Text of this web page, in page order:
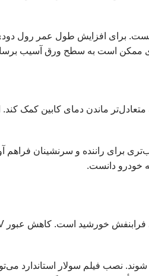
برای افزایش طول عمر رول
ممکن است به سطح ورق آسیب
ماندن دمای کابین کمک
برای راننده و سرنشینان
خودرو دانست.